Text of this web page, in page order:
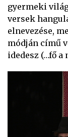
gyermeki
versek
elnevezése,
módján című
idedesz (…fő a